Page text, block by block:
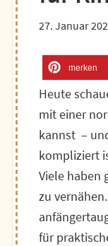
27. Januar
merken
Heute
mit einer
kannst –
kompliziert
Viele haben
zu
für